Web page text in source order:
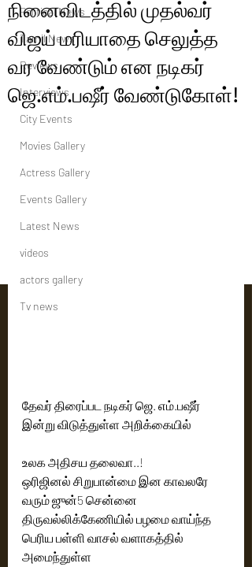
Political News
Tamil News
Reviews
Interviews
City Events
Movies Gallery
Actress Gallery
Events Gallery
Latest News
videos
actors gallery
Tv news
நினைவிடத்தில் முதல்வர்
விஜய் மரியாதை செலுத்த
வர வேண்டும் என நடிகர்
ஜெ.எம்.பஷீர் வேண்டுகோள்!
தேவர் திரைப்பட நடிகர் ஜெ. எம்.பஷீர்
இன்று விடுத்துள்ள அறிக்கையில்
உலக அதிசய தலைவா..!
ஒரிஜினல் சிறுபான்மை இன காவலரே
வரும் ஜுன்5 சென்னை
திருவல்லிக்கேணியில் பழமை வாய்ந்த
பெரிய பள்ளி வாசல் வளாகத்தில்
அமைந்துள்ள